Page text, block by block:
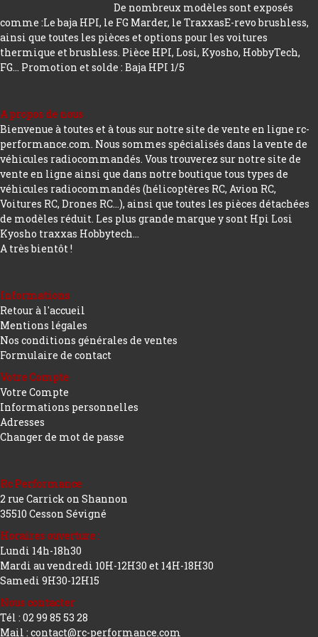
De nombreux modèles sont exposés
comme :Le baja HPI, le FG Marder, le TraxxasE-revo brushless,
ainsi que toutes les pièces et options pour les voitures
thermique et brushless. Pièce HPI, Losi, Kyosho, HobbyTech,
FG... Promotion et solde : Baja HPI 1/5
A propos de nous
Bienvenue à toutes et à tous sur notre site de vente en ligne rc-
performance.com. Nous sommes spécialisés dans la vente de
véhicules radiocommandés. Vous trouverez sur notre site de
vente en ligne ainsi que dans notre boutique tous types de
véhicules radiocommandés (hélicoptères RC, Avion RC,
Voitures RC, Drones RC…), ainsi que toutes les pièces détachées
de modèles réduit. Les plus grande marque y sont Hpi Losi
Kyosho traxxas Hobbytech...
A très bientôt !
Informations
Retour à l'accueil
Mentions légales
Nos conditions générales de ventes
Formulaire de contact
Votre Compte
Votre Compte
Informations personnelles
Adresses
Changer de mot de passe
Rc Performance
2 rue Carrick on Shannon
35510 Cesson Sévigné
Horaires ouverture :
Lundi 14h-18h30
Mardi au vendredi 10H-12H30 et 14H-18H30
Samedi 9H30-12H15
Nous contacter
Tél : 02 99 85 53 28
Mail : contact@rc-performance.com